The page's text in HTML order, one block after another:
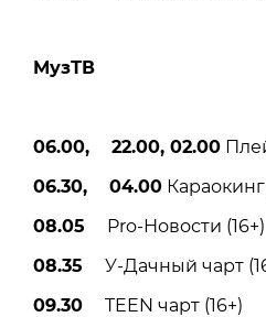
МузТВ
06.00, 22.00, 02.00
06.30, 04.00 Караокинг
08.05 Pro-Новости (16+)
08.35 У-Дачный чарт
09.30 TEEN чарт (16+)